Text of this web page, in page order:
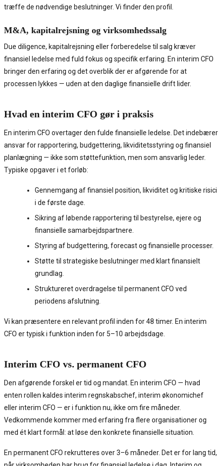
træffe de nødvendige beslutninger. Vi finder den profil.
M&A, kapitalrejsning og virksomhedssalg
Due diligence, kapitalrejsning eller forberedelse til salg kræver
finansiel ledelse med fuld fokus og specifik erfaring. En interim CFO
bringer den erfaring og det overblik der er afgørende for at
processen lykkes — uden at den daglige finansielle drift lider.
Hvad en interim CFO gør i praksis
En interim CFO overtager den fulde finansielle ledelse. Det indebærer
ansvar for rapportering, budgettering, likviditetsstyring og finansiel
planlægning — ikke som støttefunktion, men som ansvarlig leder.
Typiske opgaver i et forløb:
Gennemgang af finansiel position, likviditet og kritiske risici
i de første dage.
Sikring af løbende rapportering til bestyrelse, ejere og
finansielle samarbejdspartnere.
Styring af budgettering, forecast og finansielle processer.
Støtte til strategiske beslutninger med klart finansielt
grundlag.
Struktureret overdragelse til permanent CFO ved
periodens afslutning.
Vi kan præsentere en relevant profil inden for 48 timer. En interim
CFO er typisk i funktion inden for 5–10 arbejdsdage.
Interim CFO vs. permanent CFO
Den afgørende forskel er tid og mandat. En interim CFO — hvad
enten rollen kaldes interim regnskabschef, interim økonomichef
eller interim CFO — er i funktion nu, ikke om fire måneder.
Vedkommende kommer med erfaring fra flere organisationer og
med ét klart formål: at løse den konkrete finansielle situation.
En permanent CFO rekrutteres over 3–6 måneder. Det er for lang tid,